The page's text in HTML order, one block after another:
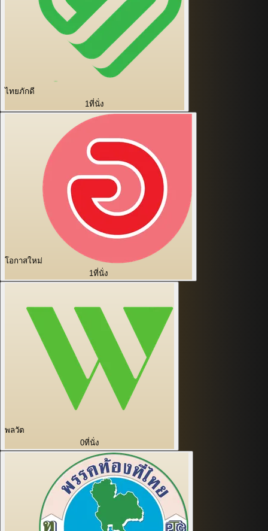
ไทยภักดี
1ที่นั่ง
โอกาสใหม่
1ที่นั่ง
พลวัต
0ที่นั่ง